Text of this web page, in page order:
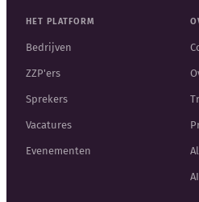
HET PLATFORM
Bedrijven
ZZP'ers
Sprekers
Vacatures
Evenementen